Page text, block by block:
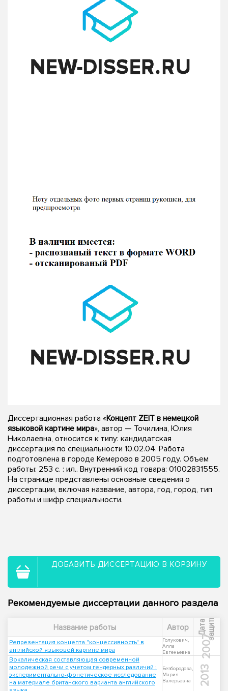
Диссертационная работа «Концепт ZEIT в немецкой
языковой картине мира», автор — Точилина, Юлия
Николаевна, относится к типу: кандидатская
диссертация по специальности 10.02.04. Работа
подготовлена в городе Кемерово в 2005 году. Объем
работы: 253 с. : ил.. Внутренний код товара: 01002831555.
На странице представлены основные сведения о
диссертации, включая название, автора, год, город, тип
работы и шифр специальности.
ДОБАВИТЬ ДИССЕРТАЦИЮ В КОРЗИНУ
Рекомендуемые диссертации данного раздела
Название работы Автор Д
а
т
а
з
а
щ
и
т ы
Репрезентация концепта "концессивность" в
английской языковой картине мира
Голукович,
Алла
Евгеньевна
2007
Вокалическая составляющая современной
молодежной речи с учетом гендерных различий :
экспериментально-фонетическое исследование
на материале британского варианта английского
Безбородова,
Мария
Валерьевна
2013